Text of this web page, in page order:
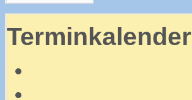
Terminkalender